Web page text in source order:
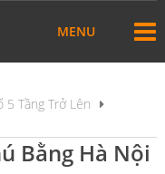
MENU
5 Tầng Trở Lên
Bằng Hà Nội